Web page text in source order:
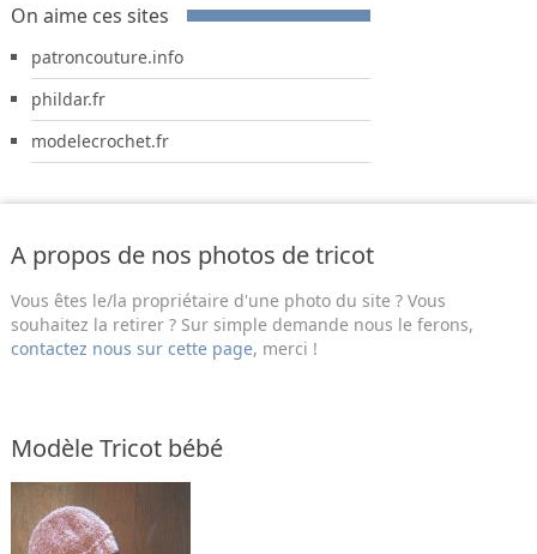
On aime ces sites
patroncouture.info
phildar.fr
modelecrochet.fr
A propos de nos photos de tricot
Vous êtes le/la propriétaire d'une photo du site ? Vous
souhaitez la retirer ? Sur simple demande nous le ferons,
contactez nous sur cette page, merci !
Modèle Tricot bébé